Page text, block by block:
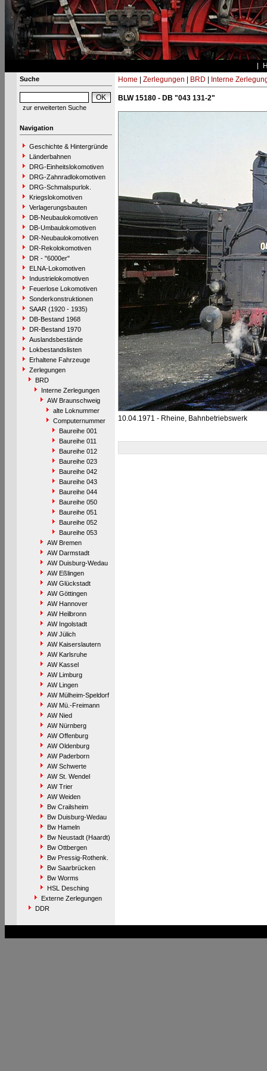
Suche
zur erweiterten Suche
Navigation
Geschichte & Hintergründe
Länderbahnen
DRG-Einheitslokomotiven
DRG-Zahnradlokomotiven
DRG-Schmalspurlok.
Kriegslokomotiven
Verlagerungsbauten
DB-Neubaulokomotiven
DB-Umbaulokomotiven
DR-Neubaulokomotiven
DR-Rekolokomotiven
DR - "6000er"
ELNA-Lokomotiven
Industrielokomotiven
Feuerlose Lokomotiven
Sonderkonstruktionen
SAAR (1920 - 1935)
DB-Bestand 1968
DR-Bestand 1970
Auslandsbestände
Lokbestandslisten
Erhaltene Fahrzeuge
Zerlegungen
BRD
Interne Zerlegungen
AW Braunschweig
alte Loknummer
Computernummer
Baureihe 001
Baureihe 011
Baureihe 012
Baureihe 023
Baureihe 042
Baureihe 043
Baureihe 044
Baureihe 050
Baureihe 051
Baureihe 052
Baureihe 053
AW Bremen
AW Darmstadt
AW Duisburg-Wedau
AW Eßlingen
AW Glückstadt
AW Göttingen
AW Hannover
AW Heilbronn
AW Ingolstadt
AW Jülich
AW Kaiserslautern
AW Karlsruhe
AW Kassel
AW Limburg
AW Lingen
AW Mülheim-Speldorf
AW Mü.-Freimann
AW Nied
AW Nürnberg
AW Offenburg
AW Oldenburg
AW Paderborn
AW Schwerte
AW St. Wendel
AW Trier
AW Weiden
Bw Crailsheim
Bw Duisburg-Wedau
Bw Hameln
Bw Neustadt (Haardt)
Bw Ottbergen
Bw Pressig-Rothenk.
Bw Saarbrücken
Bw Worms
HSL Desching
Externe Zerlegungen
DDR
Home Zerlegungen BRD Interne
BLW 15180 - DB "043 131-2"
10.04.1971 - Rheine, Bahnbetriebswerk